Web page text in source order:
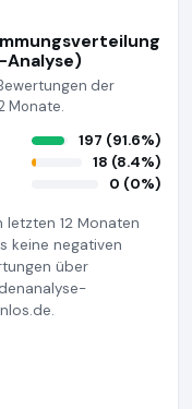
Analyse)
der
Monate.
197 (91.6%)
18 (8.4%)
0 (0%)
letzten 12 Monaten
keine negativen
über